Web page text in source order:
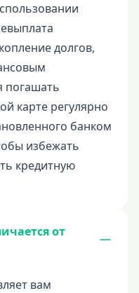
долгов,
погашать
карте регулярно
банком
избежать
кредитную
от
вам